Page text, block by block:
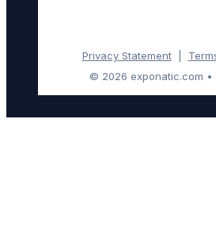
Privacy Statement|
© 2026 exponatic.com •